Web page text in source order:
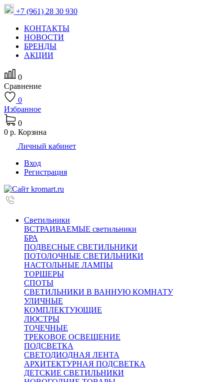
+7 (961) 28 30 930
КОНТАКТЫ
НОВОСТИ
БРЕНДЫ
АКЦИИ
0
Сравнение
0
Избранное
0
0 р. Корзина
Личный кабинет
Вход
Регистрация
Светильники
ВСТРАИВАЕМЫЕ светильники
БРА
ПОДВЕСНЫЕ СВЕТИЛЬНИКИ
ПОТОЛОЧНЫЕ СВЕТИЛЬНИКИ
НАСТОЛЬНЫЕ ЛАМПЫ
ТОРШЕРЫ
СПОТЫ
СВЕТИЛЬНИКИ В ВАННУЮ КОМНАТУ
УЛИЧНЫЕ
КОМПЛЕКТУЮЩИЕ
ЛЮСТРЫ
ТОЧЕЧНЫЕ
ТРЕКОВОЕ ОСВЕЩЕНИЕ
ПОДСВЕТКА
СВЕТОДИОДНАЯ ЛЕНТА
АРХИТЕКТУРНАЯ ПОДСВЕТКА
ДЕТСКИЕ СВЕТИЛЬНИКИ